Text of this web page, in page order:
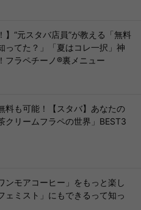
】“元スタバ店員”が教える「無料
ってた？」「夏はコレ一択」神
フラペチーノ®裏メニュー
料も可能！【スタバ】あなたの
クリームフラペの世界」BEST3
ンモアコーヒー」をもっと楽し
ェミスト」にもできるって知っ